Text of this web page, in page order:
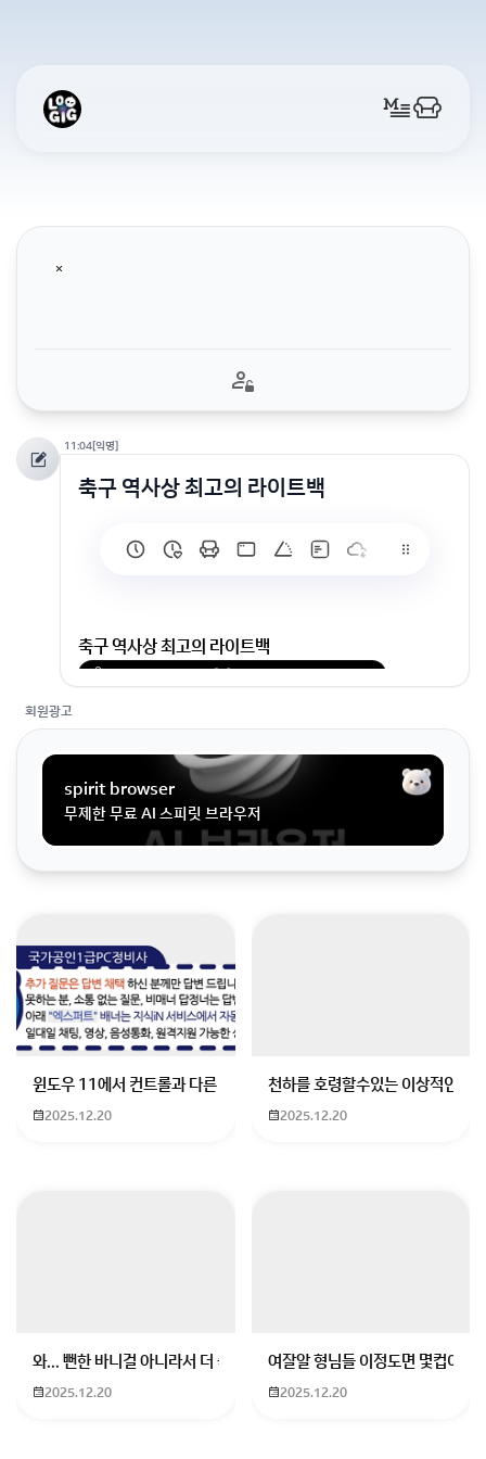
11:04[익명]
축구 역사상 최고의 라이트백
축구 역사상 최고의 라이트백
회원가입 혹은 광고 [X]를 누르면 내용이 보입니다
회원광고
spirit browser
무제한 무료 AI 스피릿 브라우저
윈도우 11에서 컨트롤과 다른 키가 같이 안눌림 게임을 하는 중에 컨트
2025.12.20
천하를 호령할수있는 이상적인 몸
2025.12.20
와... 뻔한 바니걸 아니라서 더 좋음
2025.12.20
여잘알 형님들 이정도면 몇컵이에
2025.12.20